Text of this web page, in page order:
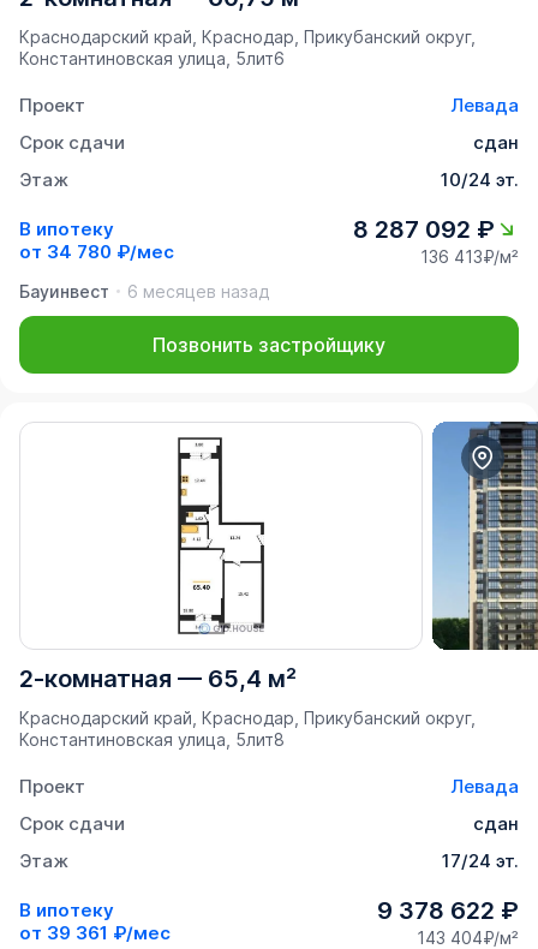
Краснодарский край, Краснодар, Прикубанский округ,
Константиновская улица, 5лит6
Проект
Левада
Срок сдачи
сдан
Этаж
10/24 эт.
В ипотеку
от 34 780 ₽/мес
8 287 092 ₽
136 413₽/м²
Бауинвест
6 месяцев назад
Позвонить застройщику
2-комнатная — 65,4 м²
Краснодарский край, Краснодар, Прикубанский округ,
Константиновская улица, 5лит8
Проект
Левада
Срок сдачи
сдан
Этаж
17/24 эт.
В ипотеку
от 39 361 ₽/мес
9 378 622 ₽
143 404₽/м²